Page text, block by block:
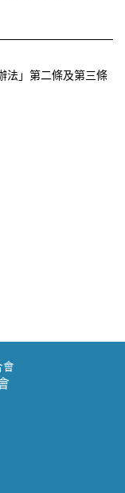
法」第二條及第三條
會